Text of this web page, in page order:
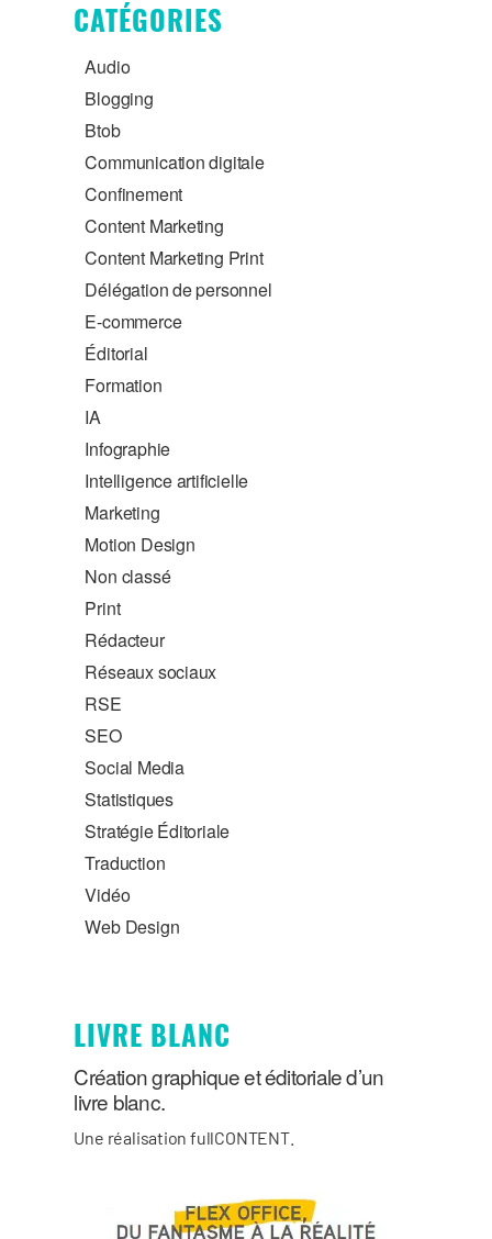
CATÉGORIES
Audio
Blogging
Btob
Communication digitale
Confinement
Content Marketing
Content Marketing Print
Délégation de personnel
E-commerce
Éditorial
Formation
IA
Infographie
Intelligence artificielle
Marketing
Motion Design
Non classé
Print
Rédacteur
Réseaux sociaux
RSE
SEO
Social Media
Statistiques
Stratégie Éditoriale
Traduction
Vidéo
Web Design
LIVRE BLANC
Création graphique et éditoriale d’un
livre blanc.
Une réalisation fullCONTENT.